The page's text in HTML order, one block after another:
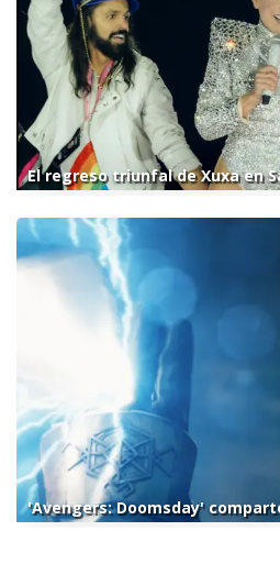
El regreso triunfal de Xuxa en
'Avengers: Doomsday'